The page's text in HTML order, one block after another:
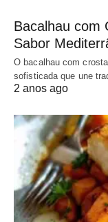
Bacalhau com
Sabor
O bacalhau com
sofisticada que une
2 anos ago